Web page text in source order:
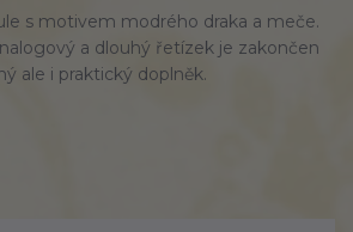
s motivem modrého draka a meče.
a dlouhý řetízek je zakončen
ale i praktický doplněk.